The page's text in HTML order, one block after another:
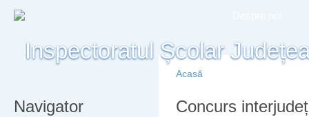
Meniu principal
Navigator Eşti aici
Acasă
Concurs